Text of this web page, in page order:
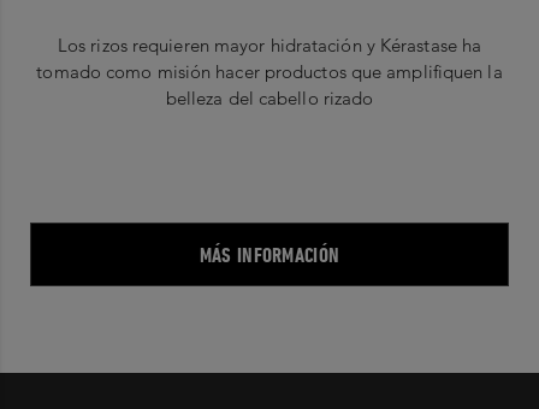
Los rizos requieren mayor hidratación y Kérastase ha
tomado como misión hacer productos que amplifiquen la
belleza del cabello rizado
MÁS INFORMACIÓN